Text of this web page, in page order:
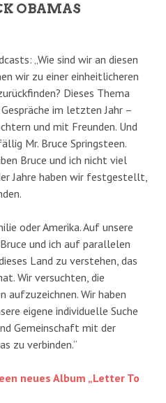
OBAMAS
„Wie sind wir an diesen
wir zu einer einheitlicheren
Dieses Thema
im letzten Jahr –
und mit Freunden. Und
Mr. Bruce Springsteen.
Bruce und ich nicht viel
Jahre haben wir festgestellt,
oder Amerika. Auf unsere
und ich auf parallelen
Land zu verstehen, das
Wir versuchten, die
aufzuzeichnen. Wir haben
eigene individuelle Suche
Gemeinschaft mit der
zu verbinden.“
neues Album „Letter To